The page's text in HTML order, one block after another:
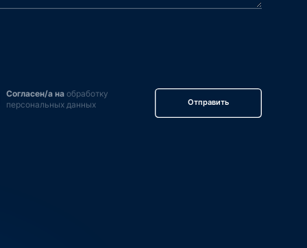
Согласен/а наобработку
персональных данных
Отправить